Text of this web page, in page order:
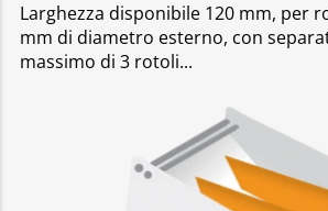
Larghezza disponibile 120 mm, per
mm di diametro esterno, con
massimo di 3 rotoli